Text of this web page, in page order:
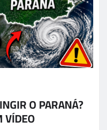
O PARANÁ?
VÍDEO